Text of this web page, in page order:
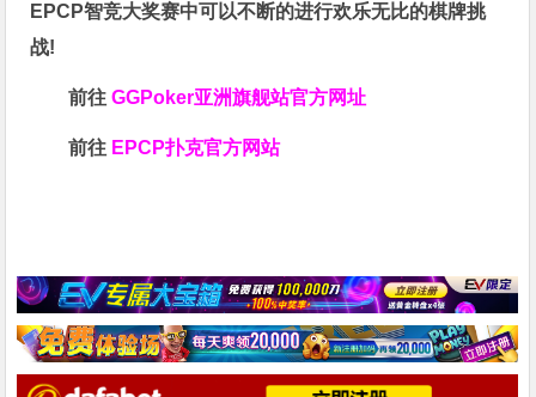
EPCP智竞大奖赛中可以不断的进行欢乐无比的棋牌挑
战!
前往GGPoker亚洲旗舰站官方网址
前往 EPCP扑克官方网站